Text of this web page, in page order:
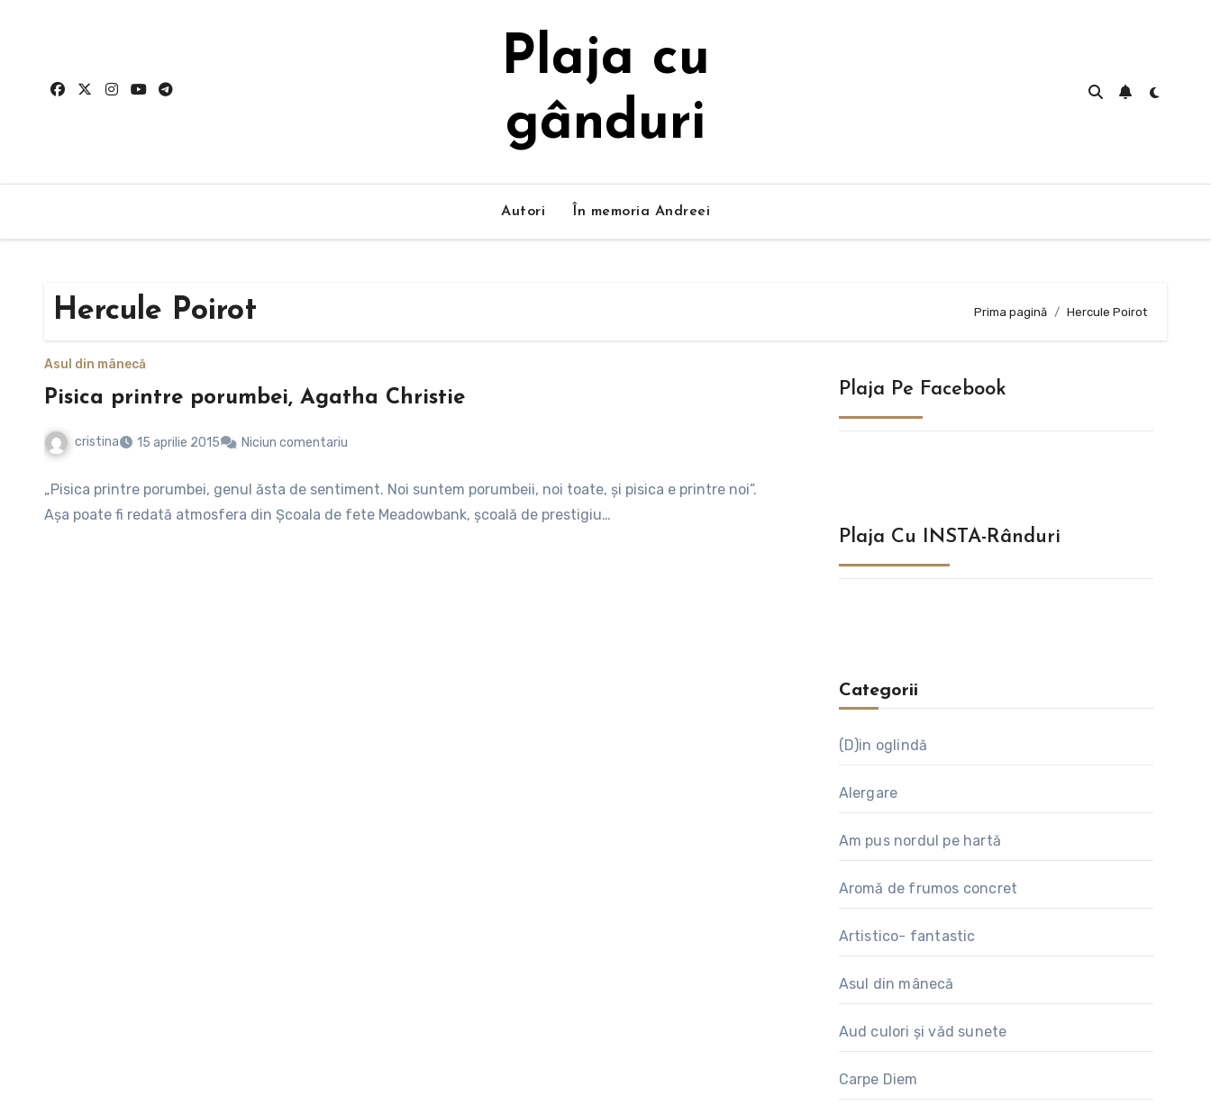
Plaja cu
gânduri
Autori În memoria Andreei
Hercule Poirot Prima pagină Hercule Poirot
Asul din mânecă
Pisica printre porumbei, Agatha Christie
cristina 15 aprilie 2015 Niciun comentariu
„Pisica printre porumbei, genul ăsta de sentiment. Noi suntem porumbeii, noi toate, şi pisica e printre noi”.
Aşa poate fi redată atmosfera din Şcoala de fete Meadowbank, şcoală de prestigiu…
Plaja Pe Facebook
Plaja Cu INSTA-Rânduri
Categorii
(D)in oglindă
Alergare
Am pus nordul pe hartă
Aromă de frumos concret
Artistico- fantastic
Asul din mânecă
Aud culori și văd sunete
Carpe Diem